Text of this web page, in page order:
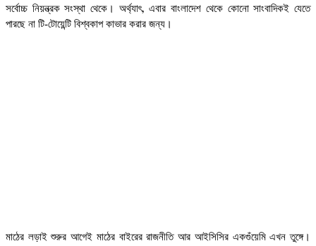
সর্বোচ্চ নিয়ন্ত্রক সংস্থা থেকে। অর্থ্যাৎ, এবার বাংলাদেশ থেকে কোনো সাংবাদিকই যেতে
পারছে না টি-টোয়েন্টি বিশ্বকাপ কাভার করার জন্য।
মাঠের লড়াই শুরুর আগেই মাঠের বাইরের রাজনীতি আর আইসিসির একগুঁয়েমি এখন তুঙ্গে।